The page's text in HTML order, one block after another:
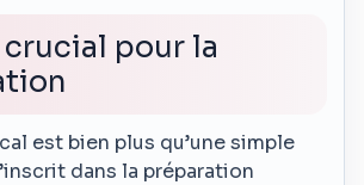
pour la
est bien plus qu’une simple
dans la préparation